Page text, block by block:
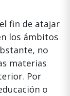
fin de atajar
los ámbitos
no
materias
Por
o